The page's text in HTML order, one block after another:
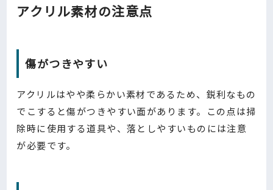
アクリル素材の注意点
傷がつきやすい
アクリルはやや柔らかい素材であるため、鋭利なもの
でこすると傷がつきやすい面があります。この点は掃
除時に使用する道具や、落としやすいものには注意
が必要です。